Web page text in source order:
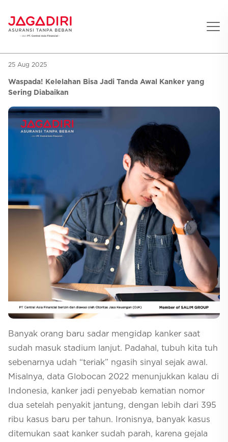
Beranda
Asuransi Pribadi
Aman
Jiwa
Asuransi Ramean
Jaga Konser
Jaga Liburan
Asuransi Korporat
Promo
Layanan
Selfcare
25 Aug 2025
Waspada! Kelelahan Bisa Jadi Tanda Awal Kanker yang
Sering Diabaikan
Banyak orang baru sadar mengidap kanker saat
sudah masuk stadium lanjut. Padahal, tubuh kita tuh
sebenarnya udah “teriak” ngasih sinyal sejak awal.
Misalnya, data Globocan 2022 menunjukkan kalau di
Indonesia, kanker jadi penyebab kematian nomor
dua setelah penyakit jantung, dengan lebih dari 395
ribu kasus baru per tahun. Ironisnya, banyak kasus
ditemukan saat kanker sudah parah, karena gejala